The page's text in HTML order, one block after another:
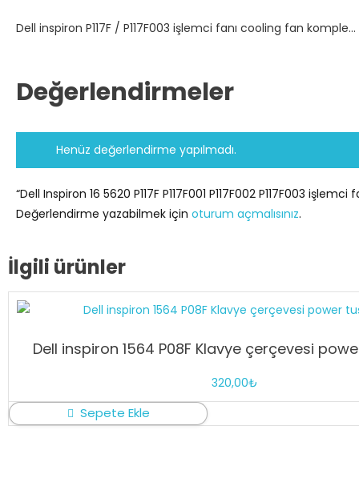
Dell inspiron P117F / P117F003 işlemci fanı cooling fan komple…
Değerlendirmeler
Henüz değerlendirme yapılmadı.
“Dell Inspiron 16 5620 P117F P117F001 P117F002 P117F003
Değerlendirme yazabilmek için oturum açmalısınız.
İlgili ürünler
Dell inspiron 1564 P08F Klavye çerçevesi
320,00₺
Sepete Ekle